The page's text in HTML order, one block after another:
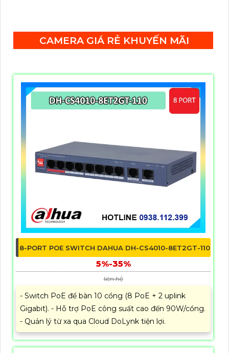
CAMERA GIÁ RẺ KHUYẾN MÃI
8-PORT POE SWITCH DAHUA DH-CS4010-8ET2GT-110
5%-35%
liên hệ
- Switch PoE để bàn 10 cổng (8 PoE + 2 uplink
Gigabit). - Hỗ trợ PoE công suất cao đến 90W/cổng.
- Quản lý từ xa qua Cloud DoLynk tiện lợi.